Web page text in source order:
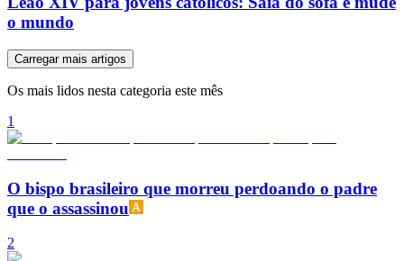
o mundo
Carregar mais artigos
Os mais lidos nesta categoria este mês
1
O bispo brasileiro que morreu perdoando o padre
que o assassinou
2